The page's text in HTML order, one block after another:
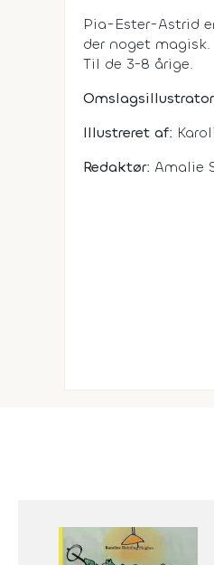
Pia-Ester-Astrid
der noget
Til de 3-8 årige.
Illustreret af:
Redaktør: Amalie